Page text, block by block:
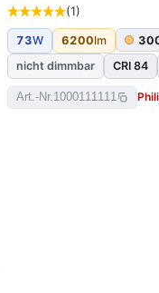
(1)
73W 6200lm
nicht dimmbar
CRI 84
Art.-Nr.1000111111